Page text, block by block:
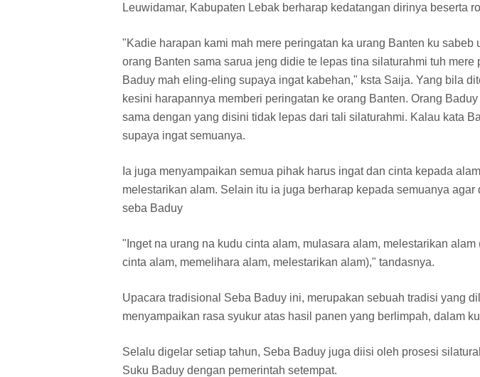
Leuwidamar, Kabupaten Lebak berharap kedatangan dirinya beserta
"Kadie harapan kami mah mere peringatan ka urang Banten ku sabeb
orang Banten sama sarua jeng didie te lepas tina silaturahmi tuh mere
Baduy mah eling-eling supaya ingat kabehan," ksta Saija. Yang bila
kesini harapannya memberi peringatan ke orang Banten. Orang
sama dengan yang disini tidak lepas dari tali silaturahmi. Kalau kata
supaya ingat semuanya.
Ia juga menyampaikan semua pihak harus ingat dan cinta kepada
melestarikan alam. Selain itu ia juga berharap kepada semuanya agar
seba Baduy
"Inget na urang na kudu cinta alam, mulasara alam, melestarikan alam
cinta alam, memelihara alam, melestarikan alam)," tandasnya.
Upacara tradisional Seba Baduy ini, merupakan sebuah tradisi yang
menyampaikan rasa syukur atas hasil panen yang berlimpah, dalam
Selalu digelar setiap tahun, Seba Baduy juga diisi oleh prosesi
Suku Baduy dengan pemerintah setempat.